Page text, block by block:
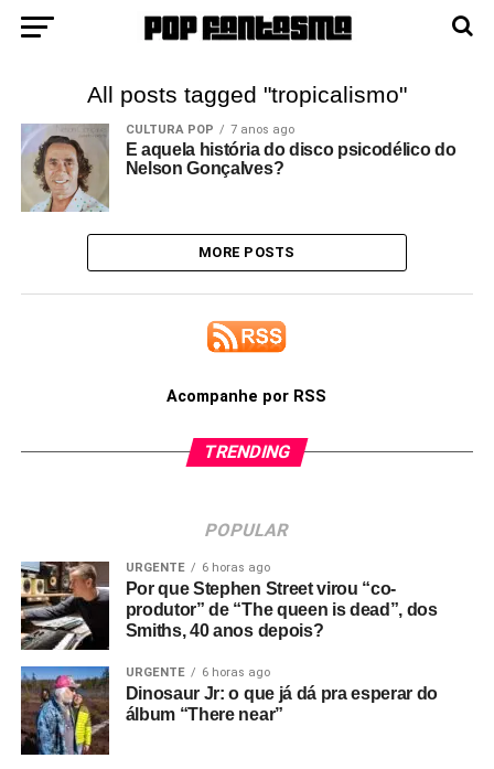
All posts tagged "tropicalismo"
CULTURA POP 7 anos ago
E aquela história do disco psicodélico do
Nelson Gonçalves?
MORE POSTS
Acompanhe por RSS
TRENDING
POPULAR
URGENTE 6 horas ago
Por que Stephen Street virou “co-
produtor” de “The queen is dead”, dos
Smiths, 40 anos depois?
URGENTE 6 horas ago
Dinosaur Jr: o que já dá pra esperar do
álbum “There near”